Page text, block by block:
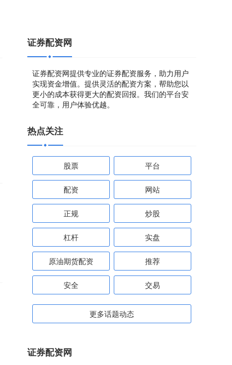
证券配资网
证券配资网提供专业的证券配资服务，助力用户
实现资金增值。提供灵活的配资方案，帮助您以
更小的成本获得更大的配资回报。我们的平台安
全可靠，用户体验优越。
热点关注
股票 平台
配资 网站
正规 炒股
杠杆 实盘
原油期货配资 推荐
安全 交易
更多话题动态
证券配资网